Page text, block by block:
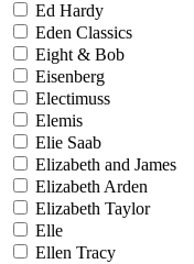
Ed Hardy
Eden Classics
Eight & Bob
Eisenberg
Electimuss
Elemis
Elie Saab
Elizabeth and James
Elizabeth Arden
Elizabeth Taylor
Elle
Ellen Tracy